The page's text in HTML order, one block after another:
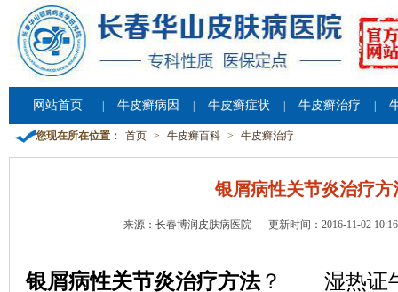
网站首页 牛皮癣病因 牛皮癣症状 牛皮癣治疗
您现在所在位置： 首页 > 牛皮癣百科 > 牛皮癣治疗
银屑病性关节炎治疗方
来源：长春博润皮肤病医院 更新时间：2016-11-02
银屑病性关节炎治疗方法？ 湿热证